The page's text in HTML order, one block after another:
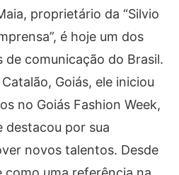
proprietário da “Silvio
é hoje um dos
de comunicação do Brasil.
Goiás, ele iniciou
no Goiás Fashion Week,
destacou por sua
novos talentos. Desde